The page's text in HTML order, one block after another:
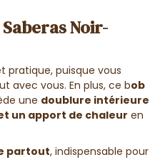
Noir-
pratique, puisque vous
avec vous. En plus, ce bob
une doublure intérieure
un apport de chaleur en
partout, indispensable pour